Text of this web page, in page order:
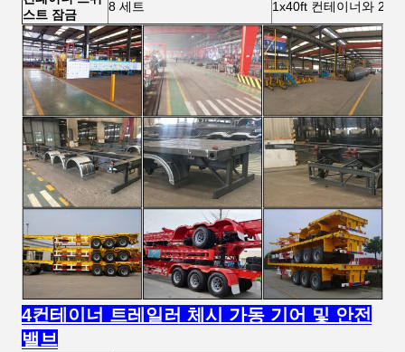
스트 잠금
8 세트 1x40ft 컨테이너와
4컨테이너 트레일러 체시 가동 기어 및 안전
밸브